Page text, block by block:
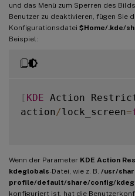
und das Menü zum Sperren des
Benutzer zu deaktivieren, fügen Sie
Konfigurationsdatei $Home/.kde/
Beispiel:
[ KDE Action
action/lock_screen=
Wenn der Parameter KDE Action
kdeglobals-Datei, wie z. B. /usr/
profile/default/share/config/
konfiguriert ist, hat die